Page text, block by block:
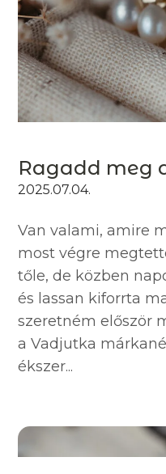
Ragadd meg
2025.07.04.
Van valami, amire
most végre
tőle, de közben
és lassan kiforrta
szeretném először
a Vadjutka
ékszer...